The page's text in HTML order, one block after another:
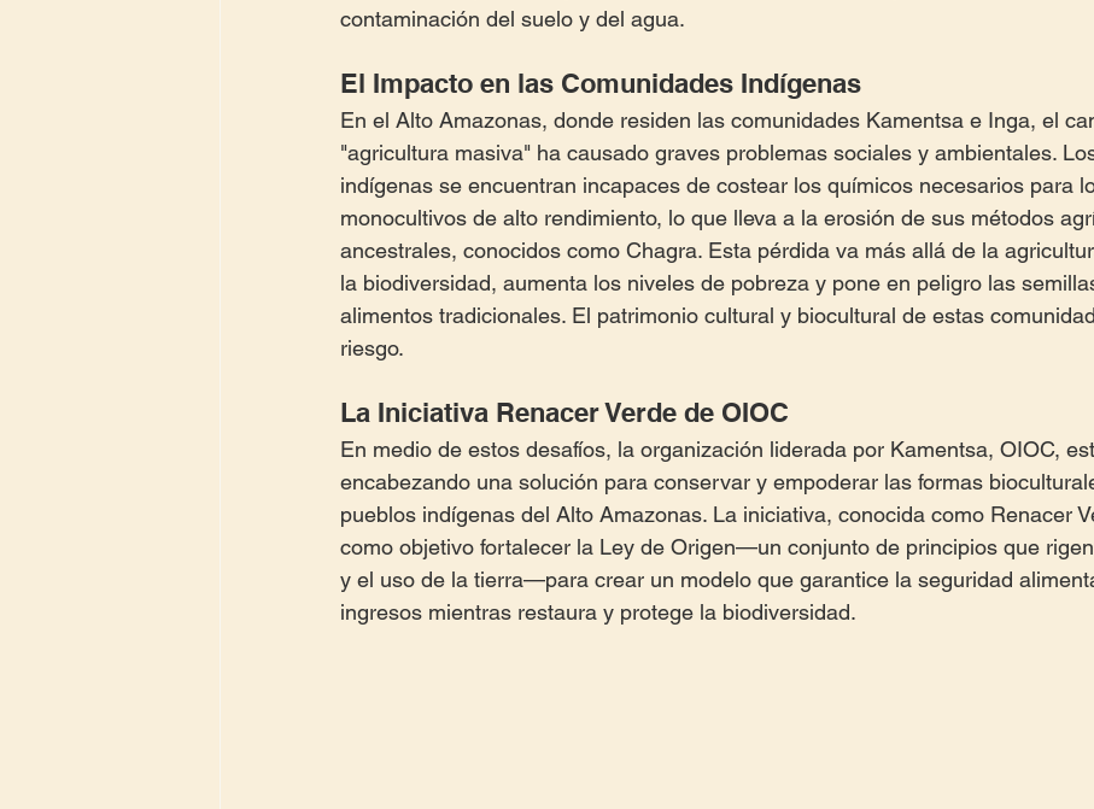
contaminación del suelo y del agua.
El Impacto en las Comunidades Indígenas
En el Alto Amazonas, donde residen las comunidades Kamentsa e Inga, el
"agricultura masiva" ha causado graves problemas sociales y ambientales.
indígenas se encuentran incapaces de costear los químicos necesarios para
monocultivos de alto rendimiento, lo que lleva a la erosión de sus métodos
ancestrales, conocidos como Chagra. Esta pérdida va más allá de la
la biodiversidad, aumenta los niveles de pobreza y pone en peligro las
alimentos tradicionales. El patrimonio cultural y biocultural de estas
riesgo.
La Iniciativa Renacer Verde de OIOC
En medio de estos desafíos, la organización liderada por Kamentsa, OIOC,
encabezando una solución para conservar y empoderar las formas
pueblos indígenas del Alto Amazonas. La iniciativa, conocida como Renacer
como objetivo fortalecer la Ley de Origen—un conjunto de principios que
y el uso de la tierra—para crear un modelo que garantice la seguridad
ingresos mientras restaura y protege la biodiversidad.